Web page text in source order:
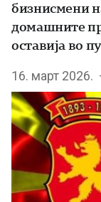
бизнисмени
домашните
оставија во
16. март